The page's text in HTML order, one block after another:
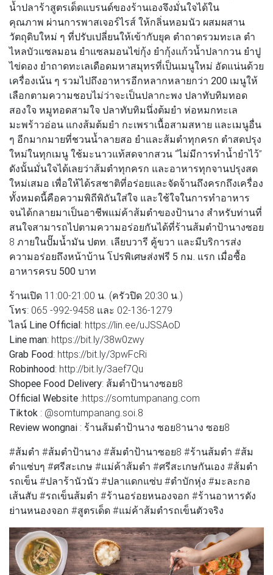
น้ำปลาร้าสูตรเด็ดแบรนด์ของร้านเองจึงมั่นใจได้ใน
คุณภาพ ผ่านการพาสเจอร์ไรส์ ให้กลิ่นหอมนัว ผสมผสาน
วัตถุดิบใหม่ ๆ ที่ปรับเปลี่ยนให้เข้ากับยุค ตำถาดรวมทะเล ตำ
ไหลบัวแซลมอน ยำแซลมอนไข่กุ้ง ยำกุ้งแก้วน้ำปลากวน ยำปู
ไข่ดอง ยำถาดทะเลเดือดมหาสมุทรที่เป็นเมนูใหม่ อัดแน่นด้วย
เครื่องเน้น ๆ รวมไปถึงอาหารอีกหลากหลายกว่า 200 เมนูให้
เลือกตามความชอบไม่ว่าจะเป็นปลากะพง ปลาทับทิมทอด
สองใจ หมูทอดสามใจ ปลาทับทิมนึ่งต้มยำ ห่อหมกทะเล
มะพร้าวอ่อน แกงส้มต้มยำ กะเพราเนื้อสามสหาย และเมนูอื่น
ๆ อีกมากมายที่ชวนน้ำลายสอ ยำและส้มตำทุกครก ตำสดปรุง
ใหม่ในทุกเมนู ใช้มะนาวแท้สดจากสวน “ไม่มีการทำน้ำยำไว้”
ดังนั้นมั่นใจได้เลยว่าส้มตำทุกครก และอาหารทุกจานปรุงสด
ใหม่เสมอ เพื่อให้ได้รสชาติที่อร่อยและจัดจ้านถึงครกถึงเครื่อง
ทั้งหมดนี้คือความพิถีพิถันใส่ใจ และใช้ใจในการทำอาหาร
จนได้กลายมาเป็นอาชีพแม่ค้าส้มตำของป้านาง สำหรับท่านที่
สนใจสามารถไปตามความอร่อยกันได้ที่ร้านส้มตำป้านางซอย
8 ภายในปั๊มน้ำมัน ปตท. เลียบวารี คู้ขวา และมีบริการส่ง
ความอร่อยถึงหน้าบ้าน โปรพิเศษส่งฟรี 5 กม. แรก เมื่อซื้อ
อาหารครบ 500 บาท
ร้านเปิด 11:00-21:00 น. (ครัวปิด 20:30 น.)
โทร: 065 -992-9458 และ 02-136-1279
ไลน์ Line Official: https://lin.ee/uJSSAoD
Line man: https://bit.ly/38w0zwy
Grab Food: https://bit.ly/3pwFcRi
Robinhood: http://bit.ly/3aef7Qu
Shopee Food Delivery: ส้มตำป้านางซอย8
Official Website :https://somtumpanang.com
Tiktok : @somtumpanang.soi.8
Review wongnai : ร้านส้มตำป้านาง ซอย8านาง ซอย8
#ส้มตำ #ส้มตำป้านาง #ส้มตำป้านาซอย8 #ร้านส้มตำ #ส้ม
ตำแซ่บๆ #ศรีสะเกษ #แม่ค้าส้มตำ #ศรีสะเกษกันเอง #ส้มตำ
รถเข็น #ปลาร้านัวนัว #ปลาแดกแซ่บ #ตำบักหุ่ง #มะละกอ
เส้นสับ #รถเข็นส้มตำ #ร้านอร่อยหนองจอก #ร้านอาหารดัง
ย่านหนองจอก #สูตรเด็ด #แม่ค้าส้มตำรถเข็นตัวจริง